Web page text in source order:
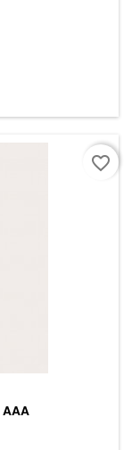
AAA
favorite_border